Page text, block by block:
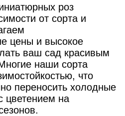
роз
от сорта и
цены и высокое
ваш сад красивым
наши сорта
что
переносить холодные
цветением на